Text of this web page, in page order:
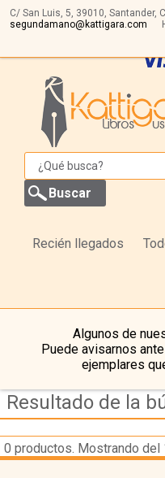
C/ San Luis, 5, 39010, Santander,
segundamano@kattigara.com
Recién llegados
Algunos de
Puede avisarnos
ejemplares
0 productos. Mostrando del